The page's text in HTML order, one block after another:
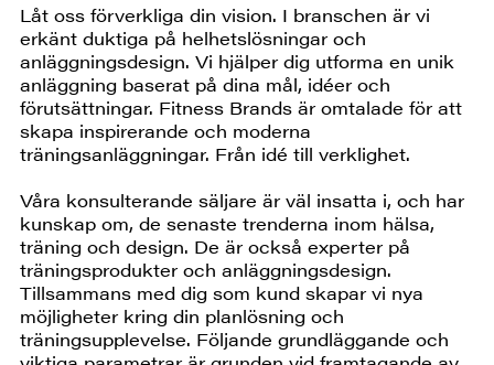
Låt oss förverkliga din vision. I branschen är vi
erkänt duktiga på helhetslösningar och
anläggningsdesign. Vi hjälper dig utforma en unik
anläggning baserat på dina mål, idéer och
förutsättningar. Fitness Brands är omtalade för att
skapa inspirerande och moderna
träningsanläggningar. Från idé till verklighet.
Våra konsulterande säljare är väl insatta i, och har
kunskap om, de senaste trenderna inom hälsa,
träning och design. De är också experter på
träningsprodukter och anläggningsdesign.
Tillsammans med dig som kund skapar vi nya
möjligheter kring din planlösning och
träningsupplevelse. Följande grundläggande och